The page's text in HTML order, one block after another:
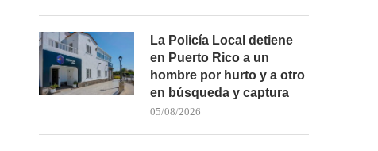
La Policía Local detiene
en Puerto Rico a un
hombre por hurto y a otro
en búsqueda y captura
05/08/2026